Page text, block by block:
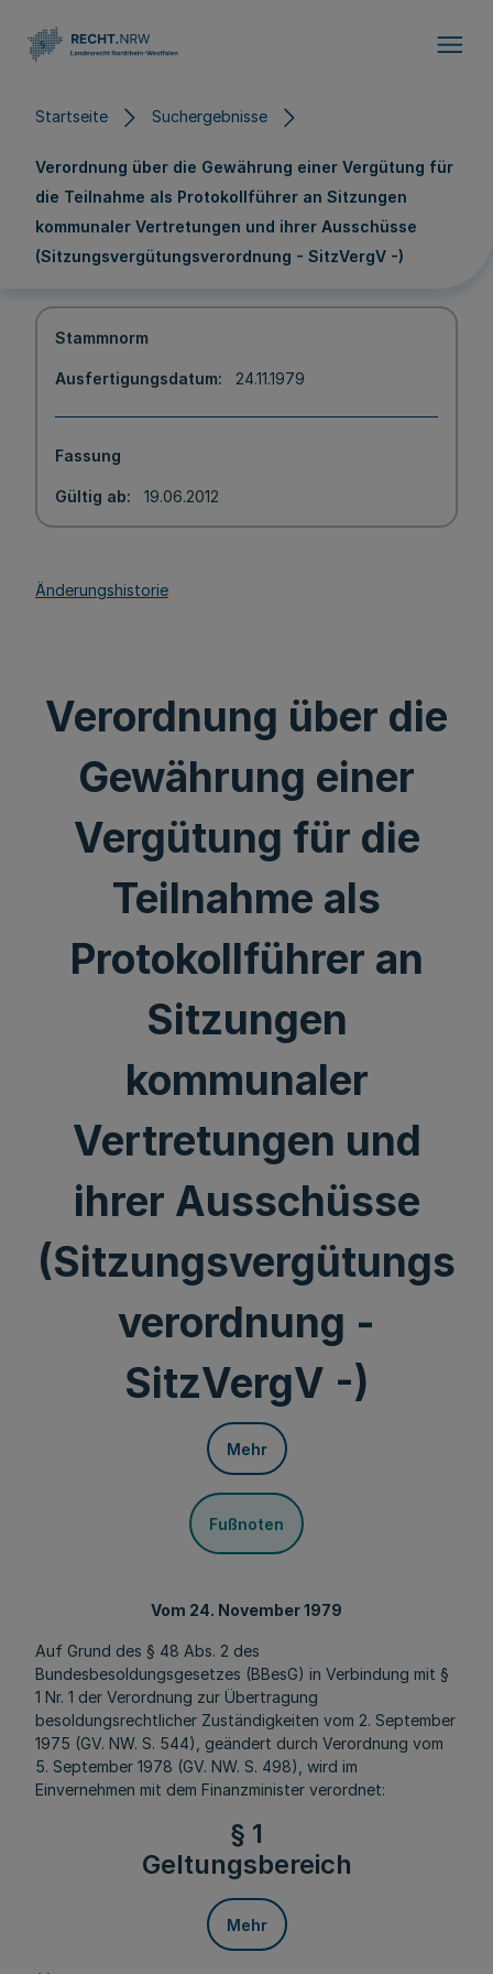
Startseite Suchergebnisse
Verordnung über die Gewährung einer Vergütung für
die Teilnahme als Protokollführer an Sitzungen
kommunaler Vertretungen und ihrer Ausschüsse
(Sitzungsvergütungsverordnung - SitzVergV -)
Stammnorm
Ausfertigungsdatum 24.11.1979
Fassung
Gültig ab 19.06.2012
Änderungshistorie
Verordnung über die
Gewährung einer
Vergütung für die
Teilnahme als
Protokollführer an
Sitzungen
kommunaler
Vertretungen und
ihrer Ausschüsse
(Sitzungsvergütungs
verordnung -
SitzVergV -)
Mehr
Fußnoten
Vom 24. November 1979
Auf Grund des § 48 Abs. 2 des
Bundesbesoldungsgesetzes (BBesG) in Verbindung mit §
1 Nr. 1 der Verordnung zur Übertragung
besoldungsrechtlicher Zuständigkeiten vom 2. September
1975 (GV. NW. S. 544), geändert durch Verordnung vom
5. September 1978 (GV. NW. S. 498), wird im
Einvernehmen mit dem Finanzminister verordnet:
§ 1
Geltungsbereich
Mehr